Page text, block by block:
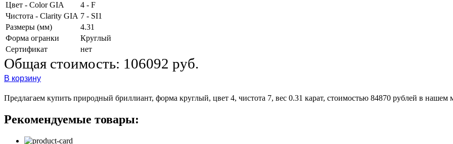
Цвет - Color GIA
4 - F
Чистота - Clarity GIA 7 - SI1
Размеры (мм)
4.31
Форма огранки
Круглый
Сертификат
нет
Общая стоимость: 106092 руб.
В корзину
Предлагаем купить природный бриллиант, форма круглый, цвет 4, чистота 7, вес 0.31 карат, стоимостью 84870 рублей в нашем
Рекомендуемые товары: